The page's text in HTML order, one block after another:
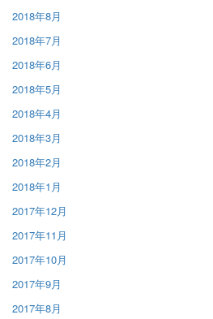
2018年8月
2018年7月
2018年6月
2018年5月
2018年4月
2018年3月
2018年2月
2018年1月
2017年12月
2017年11月
2017年10月
2017年9月
2017年8月